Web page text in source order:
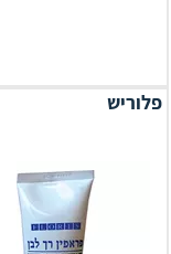
פלוריש